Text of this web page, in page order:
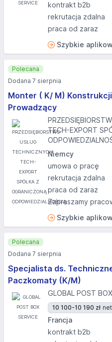
kontrakt b2b
rekrutacja zdalna
praca od zaraz
Szybkie
Monter ( K/ M)
Prowadzący
TECH-EXPORT
Niemcy
umowa o pracę
rekrutacja zdalna
praca od zaraz
Zapraszamy
Szybkie
Polecana
Dodana 7 sierpnia
Specjalista ds.
Paczkomaty (K/M)
GLOBAL POST
10 100-10 190 zł
Francja
kontrakt b2b
Polecana
Dodana 7 sierpnia